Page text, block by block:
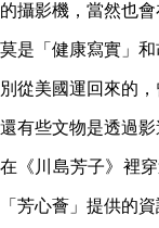
的攝影機，當然也
莫是「健康寫實」
別從美國運回來的
還有些文物是透過
在《川島芳子》裡
「芳心薈」提供的